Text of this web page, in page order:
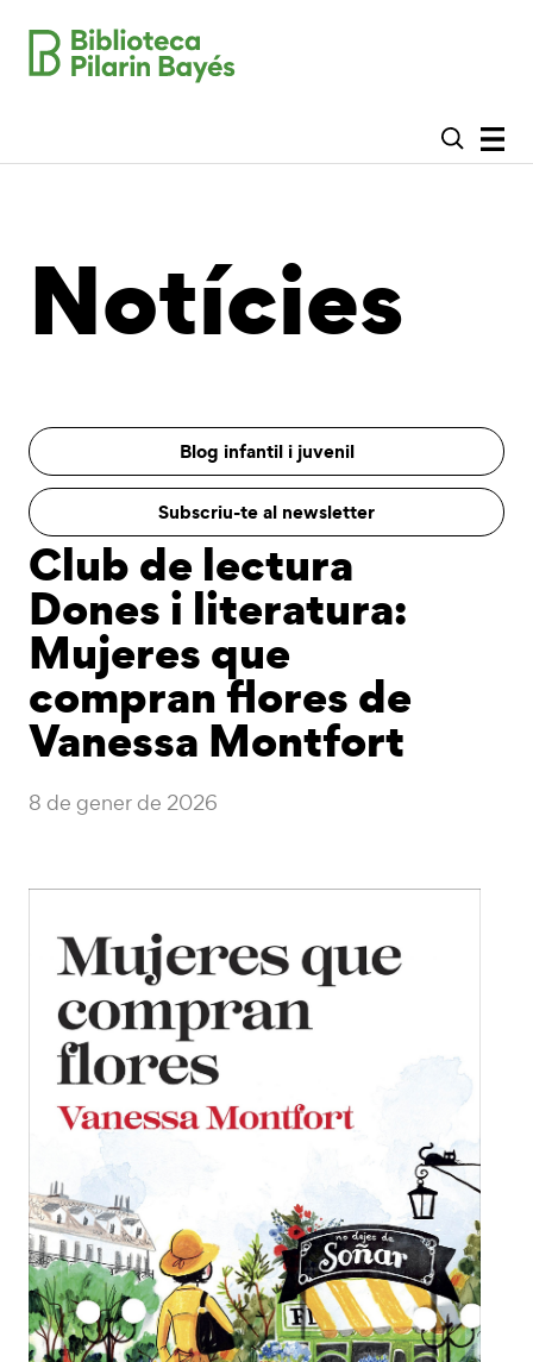
Notícies
Blog infantil i juvenil
Subscriu-te al newsletter
Club de lectura
Dones i literatura:
Mujeres que
compran flores de
Vanessa Montfort
8 de gener de 2026